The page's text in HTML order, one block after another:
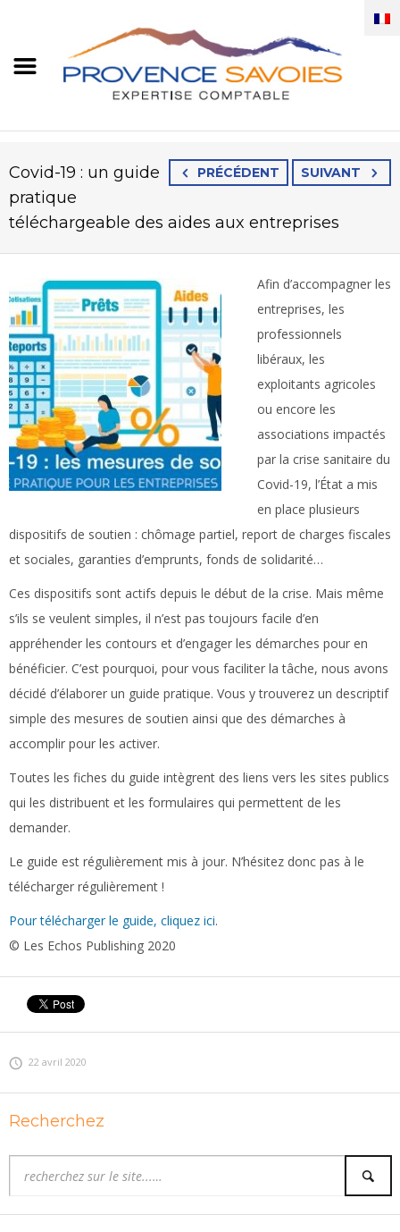
PRÉCÉDENT SUIVANT
Covid-19 : un guide
pratique
téléchargeable des aides aux entreprises
Afin d’accompagner les
entreprises, les
professionnels
libéraux, les
exploitants agricoles
ou encore les
associations impactés
par la crise sanitaire du
Covid-19, l’État a mis
en place plusieurs
dispositifs de soutien : chômage partiel, report de charges fiscales
et sociales, garanties d’emprunts, fonds de solidarité…
Ces dispositifs sont actifs depuis le début de la crise. Mais même
s’ils se veulent simples, il n’est pas toujours facile d’en
appréhender les contours et d’engager les démarches pour en
bénéficier. C’est pourquoi, pour vous faciliter la tâche, nous avons
décidé d’élaborer un guide pratique. Vous y trouverez un descriptif
simple des mesures de soutien ainsi que des démarches à
accomplir pour les activer.
Toutes les fiches du guide intègrent des liens vers les sites publics
qui les distribuent et les formulaires qui permettent de les
demander.
Le guide est régulièrement mis à jour. N’hésitez donc pas à le
télécharger régulièrement !
Pour télécharger le guide, cliquez ici.
© Les Echos Publishing 2020
22 avril 2020
Recherchez